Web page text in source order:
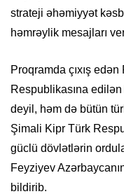
strateji əhəmiyyət
həmrəylik mesajları
Proqramda çıxış
Respublikasına
deyil, həm də bütün
Şimali Kipr Türk
güclü dövlətlərin
Feyziyev
bildirib.